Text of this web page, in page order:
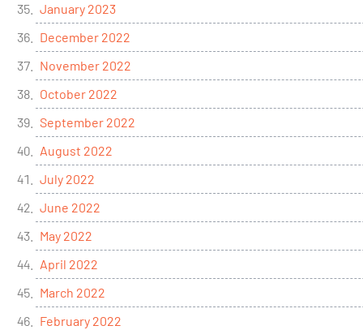
January 2023
December 2022
November 2022
October 2022
September 2022
August 2022
July 2022
June 2022
May 2022
April 2022
March 2022
February 2022